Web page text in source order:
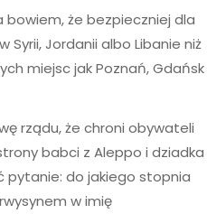
że bezpieczniej dla
Syrii, Jordanii albo Libanie niż
miejsc jak Poznań, Gdańsk
rządu, że chroni obywateli
babci z Aleppo i dziadka
pytanie: do jakiego stopnia
w imię